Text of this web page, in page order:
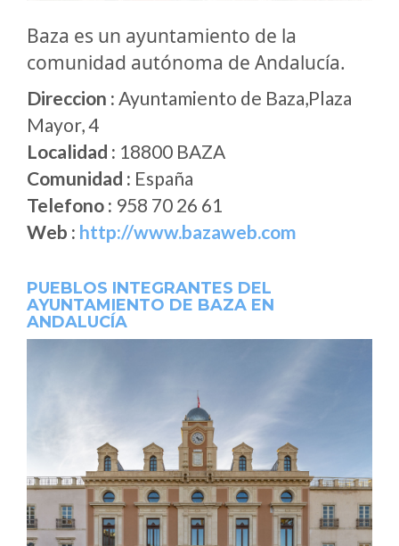
Baza es un ayuntamiento de la
comunidad autónoma de Andalucía.
Direccion : Ayuntamiento de Baza,Plaza
Mayor, 4
Localidad : 18800 BAZA
Comunidad : España
Telefono : 958 70 26 61
Web : http://www.bazaweb.com
PUEBLOS INTEGRANTES DEL
AYUNTAMIENTO DE BAZA EN
ANDALUCÍA